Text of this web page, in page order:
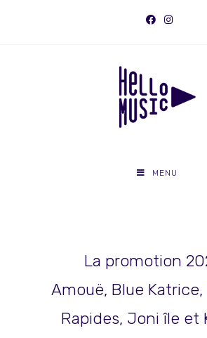
MENU
La promotion
Amouë, Blue
Rapides, Joni île et